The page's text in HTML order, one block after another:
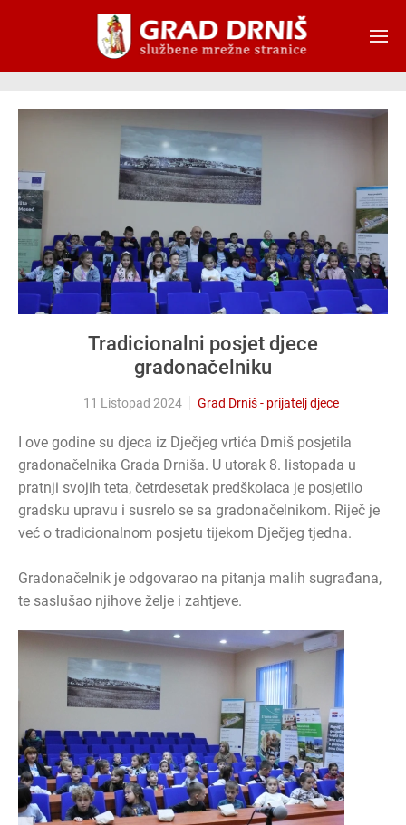
Skip to main content
Tradicionalni posjet djece
gradonačelniku
11 Listopad 2024 Grad Drniš - prijatelj djece
I ove godine su djeca iz Dječjeg vrtića Drniš posjetila
gradonačelnika Grada Drniša. U utorak 8. listopada u
pratnji svojih teta, četrdesetak predškolaca je posjetilo
gradsku upravu i susrelo se sa gradonačelnikom. Riječ je
već o tradicionalnom posjetu tijekom Dječjeg tjedna.
Gradonačelnik je odgovarao na pitanja malih sugrađana,
te saslušao njihove želje i zahtjeve.